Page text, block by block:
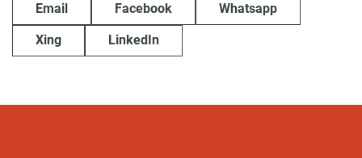
Email Facebook Whatsapp
Xing LinkedIn